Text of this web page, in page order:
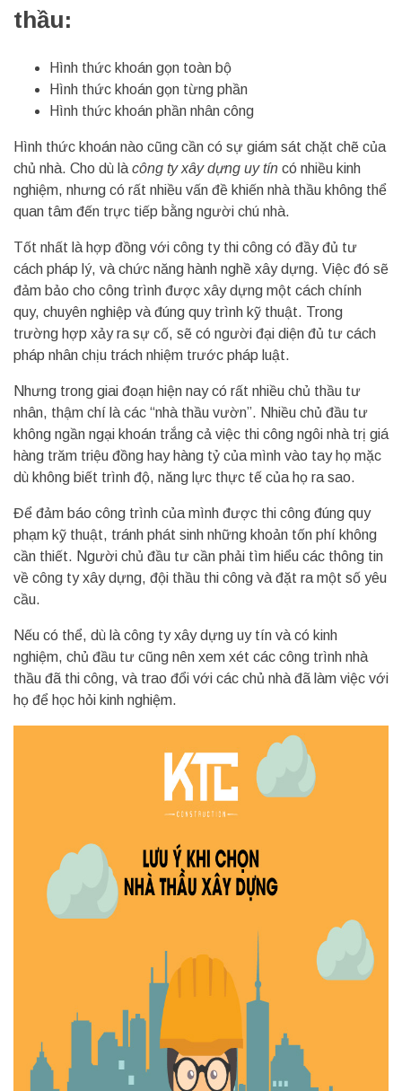
thầu:
Hình thức khoán gọn toàn bộ
Hình thức khoán gọn từng phần
Hình thức khoán phần nhân công
Hình thức khoán nào cũng cần có sự giám sát chặt chẽ của
chủ nhà. Cho dù là công ty xây dựng uy tín có nhiều kinh
nghiệm, nhưng có rất nhiều vấn đề khiến nhà thầu không thể
quan tâm đến trực tiếp bằng người chú nhà.
Tốt nhất là hợp đồng với công ty thi công có đầy đủ tư
cách pháp lý, và chức năng hành nghề xây dựng. Việc đó sẽ
đảm bảo cho công trình được xây dựng một cách chính
quy, chuyên nghiệp và đúng quy trình kỹ thuật. Trong
trường hợp xảy ra sự cố, sẽ có người đại diện đủ tư cách
pháp nhân chịu trách nhiệm trước pháp luật.
Nhưng trong giai đoạn hiện nay có rất nhiều chủ thầu tư
nhân, thậm chí là các “nhà thầu vườn”. Nhiều chủ đầu tư
không ngần ngại khoán trắng cả việc thi công ngôi nhà trị giá
hàng trăm triệu đồng hay hàng tỷ của mình vào tay họ mặc
dù không biết trình độ, năng lực thực tế của họ ra sao.
Để đảm báo công trình của mình được thi công đúng quy
phạm kỹ thuật, tránh phát sinh những khoản tốn phí không
cần thiết. Người chủ đầu tư cần phải tìm hiểu các thông tin
về công ty xây dựng, đội thầu thi công và đặt ra một số yêu
cầu.
Nếu có thể, dù là công ty xây dựng uy tín và có kinh
nghiệm, chủ đầu tư cũng nên xem xét các công trình nhà
thầu đã thi công, và trao đổi với các chủ nhà đã làm việc với
họ để học hỏi kinh nghiệm.